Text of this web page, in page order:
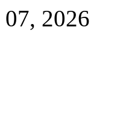
07, 2026